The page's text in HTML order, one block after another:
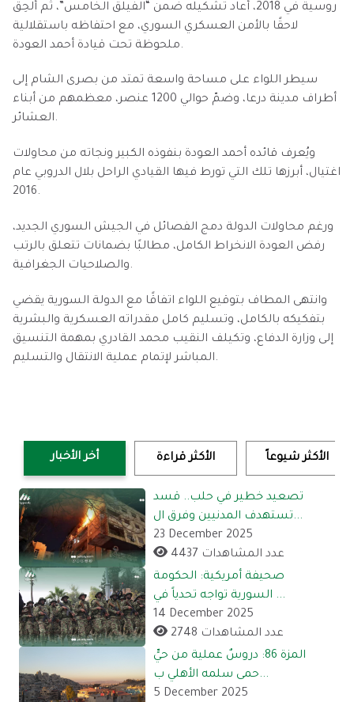
روسية في 2018، أعاد تشكيله ضمن “الفيلق الخامس”، ثم أُلحِق
لاحقًا بالأمن العسكري السوري، مع احتفاظه باستقلالية
ملحوظة تحت قيادة أحمد العودة.
سيطر اللواء على مساحة واسعة تمتد من بصرى الشام إلى
أطراف مدينة درعا، وضمّ حوالي 1200 عنصر، معظمهم من أبناء
العشائر.
ويُعرف قائده أحمد العودة بنفوذه الكبير ونجاته من محاولات
اغتيال، أبرزها تلك التي تورط فيها القيادي الراحل بلال الدروبي عام
2016.
ورغم محاولات الدولة دمج الفصائل في الجيش السوري الجديد،
رفض العودة الانخراط الكامل، مطالبًا بضمانات تتعلق بالرتب
والصلاحيات الجغرافية.
وانتهى المطاف بتوقيع اللواء اتفاقًا مع الدولة السورية يقضي
بتفكيكه بالكامل، وتسليم كامل مقدراته العسكرية والبشرية
إلى وزارة الدفاع، وتكيلف النقيب محمد القادري بمهمة التنسيق
المباشر لإتمام عملية الانتقال والتسليم.
أخر الأخبار الأكثر قراءة الأكثر شيوعاً
تصعيد خطير في حلب.. قسد
تستهدف المدنيين وفرق ال...
23 December 2025
4437 عدد المشاهدات
صحيفة أمريكية: الحكومة
السورية تواجه تحدياً في ...
14 December 2025
2748 عدد المشاهدات
المزة 86: دروسٌ عملية من حيٍّ
حمى سلمه الأهلي ب...
5 December 2025